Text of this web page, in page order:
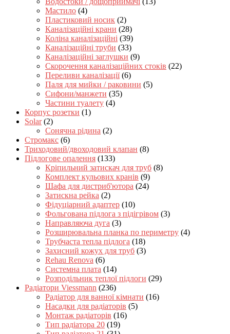
Мастило (4)
Пластиковий носик (2)
Каналізаційні крани (28)
Коліна каналізаційні (39)
Каналізаційні труби (33)
Каналізаційні заглушки (9)
Скорочення каналізаційних стоків (22)
Переливи каналізації (6)
Паля для мийки / раковини (5)
Сифони/манжети (35)
Частини туалету (4)
Корпус розетки (1)
Solar (2)
Сонячна рідина (2)
Стромакс (6)
Триходовий/двоходовий клапан (8)
Підлогове опалення (133)
Кріпильний затискач для труб (8)
Комплект кульових кранів (9)
Шафа для дистриб'ютора (24)
Затискна рейка (2)
Фідуціарний адаптер (10)
Фольгована підлога з підігрівом (3)
Направляюча дуга (3)
Розширювальна планка по периметру (4)
Трубчаста тепла підлога (18)
Захисний кожух для труб (3)
Rehau Renova (6)
Системна плата (14)
Розподільник теплої підлоги (29)
Радіатори Viessmann (236)
Радіатор для ванної кімнати (16)
Насадки для радіаторів (5)
Монтаж радіаторів (16)
Тип радіатора 20 (19)